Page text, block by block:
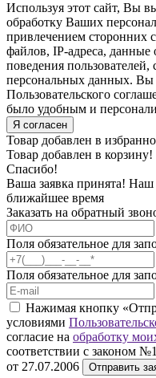
Используя этот сайт, Вы
обработку Ваших
привлечением сторонних
файлов, IP-адреса, данные
поведения
персональных данных. Вы
Пользовательского
было удобным и
Я согласен
Товар добавлен в
Товар добавлен в корзину!
Спасибо!
Ваша заявка принята!
ближайшее время
Заказать на обратный
Поля обязательное для
Поля обязательное для
Нажимая кнопку
условиями
согласие на обработку
соответствии с законом
от 27.07.2006
Отправить